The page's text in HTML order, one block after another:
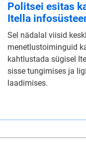
Politsei esitas
Itella
Sel nädalal viisid
menetlustoiminguid
kahtlustada sügisel
sisse tungimises ja
laadimises.